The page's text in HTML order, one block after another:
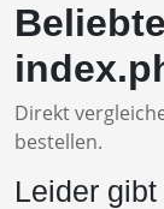
Direkt
bestellen.
Leider